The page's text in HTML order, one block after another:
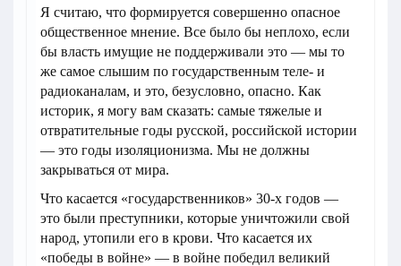
Я считаю, что формируется совершенно опасное
общественное мнение. Все было бы неплохо, если
бы власть имущие не поддерживали это — мы то
же самое слышим по государственным теле- и
радиоканалам, и это, безусловно, опасно. Как
историк, я могу вам сказать: самые тяжелые и
отвратительные годы русской, российской истории
— это годы изоляционизма. Мы не должны
закрываться от мира.
Что касается «государственников» 30-х годов —
это были преступники, которые уничтожили свой
народ, утопили его в крови. Что касается их
«победы в войне» — в войне победил великий